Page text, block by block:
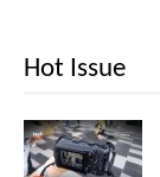
Hot Issue